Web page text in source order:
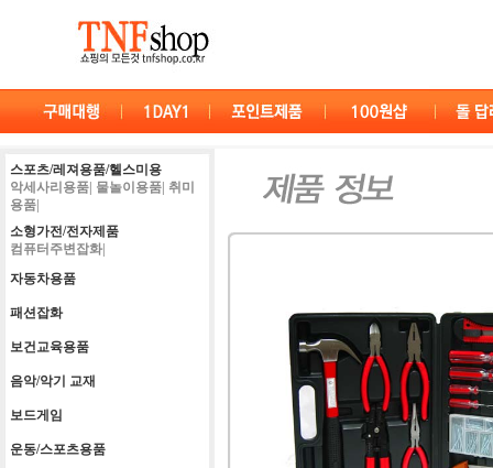
스포츠/레져용품/헬스미용
악세사리용품| 물놀이용품| 취미
용품|
소형가전/전자제품
컴퓨터주변잡화|
자동차용품
패션잡화
보건교육용품
음악/악기 교재
보드게임
운동/스포츠용품